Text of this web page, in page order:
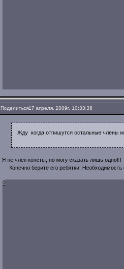
Поделиться17 апреля, 2009г. 10:33:36
Жду когда отпишутся остальные члены
Я не член консты, но могу сказать лишь одно!!!
Конечно берите его ребятки! Необходимость
0